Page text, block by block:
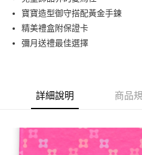
聯邦商業銀行
元大商業銀行
玉山商業銀行
悠遊付
Google Pay
相關說明
【大哥付你分期使用說明】
流程，驗證手機門號後，選擇欲分期的
成交易。
AFTEE先享後付
相關說明
【關於「AFTEE先享後付」】
AFTEE先享後付是「在收到商品之後才
ATM付款
寶寶造型御守搭配黃金手鍊
精美禮盒附保證卡
彌月送禮最佳選擇
詳細說明 商品